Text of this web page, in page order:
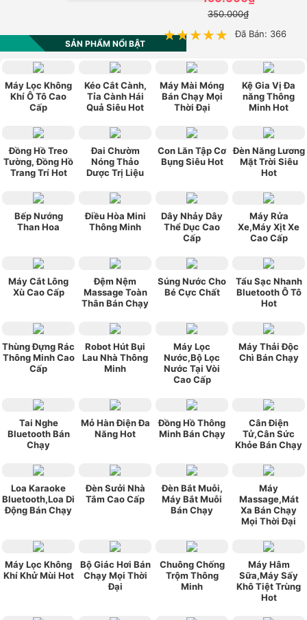
350.000₫
★★★★★
★★★★★ Đã Bán: 366
SẢN PHẨM NỔI BẬT
Máy Lọc Không
Khí Ô Tô Cao
Cấp
Kéo Cắt Cành,
Tỉa Cành Hái
Quả Siêu Hot
Máy Mài Móng
Bán Chạy Mọi
Thời Đại
Kệ Gia Vị Đa
năng Thông
Minh Hot
Đồng Hồ Treo
Tường, Đồng Hồ
Trang Trí Hot
Đai Chườm
Nóng Thảo
Dược Trị Liệu
Con Lăn Tập Cơ
Bụng Siêu Hot
Đèn Năng Lương
Mặt Trời Siêu
Hot
Bếp Nướng
Than Hoa
Điều Hòa Mini
Thông Minh
Dây Nhảy Dây
Thể Dục Cao
Cấp
Máy Rửa
Xe,Máy Xịt Xe
Cao Cấp
Máy Cắt Lông
Xù Cao Cấp
Đệm Nệm
Massage Toàn
Thân Bán Chạy
Súng Nước Cho
Bé Cực Chất
Tẩu Sạc Nhanh
Bluetooth Ô Tô
Hot
Thùng Đựng Rác
Thông Minh Cao
Cấp
Robot Hút Bụi
Lau Nhà Thông
Minh
Máy Lọc
Nước,Bộ Lọc
Nước Tại Vòi
Cao Cấp
Máy Thải Độc
Chì Bán Chạy
Tai Nghe
Bluetooth Bán
Chạy
Mỏ Hàn Điện Đa
Năng Hot
Đồng Hồ Thông
Minh Bán Chạy
Cân Điện
Tử,Cân Sức
Khỏe Bán Chạy
Loa Karaoke
Bluetooth,Loa Di
Động Bán Chạy
Đèn Sưởi Nhà
Tắm Cao Cấp
Đèn Bắt Muỗi,
Máy Bắt Muỗi
Bán Chạy
Máy
Massage,Mát
Xa Bán Chạy
Mọi Thời Đại
Máy Lọc Không
Khí Khử Mùi Hot
Bộ Giác Hơi Bán
Chạy Mọi Thời
Đại
Chuông Chống
Trộm Thông
Minh
Máy Hâm
Sữa,Máy Sấy
Khô Tiệt Trùng
Hot